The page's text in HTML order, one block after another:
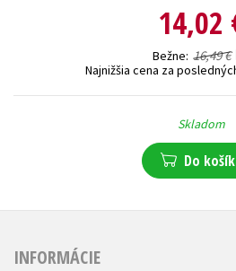
14,02
Bežne 16,49 €
Najnižšia cena za
Skladom
Do
INFORMÁCIE